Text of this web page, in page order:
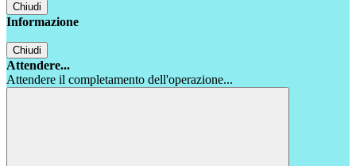
Chiudi
Informazione
Chiudi
Attendere...
Attendere il completamento dell'operazione...